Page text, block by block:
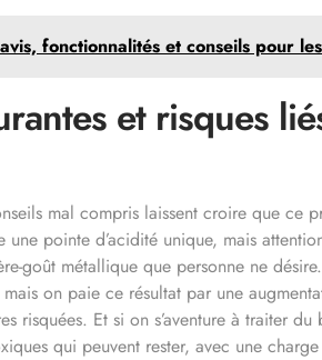
fonctionnalités et conseils pour
et risques
mal compris laissent croire que ce
pointe d’acidité unique, mais
goût métallique que personne ne
on paie ce résultat par une
risquées. Et si on s’aventure à traiter du
qui peuvent rester, avec une